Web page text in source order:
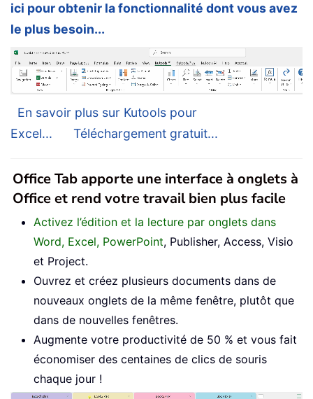
ici pour obtenir la fonctionnalité dont vous avez
le plus besoin...
En savoir plus sur Kutools pour
Excel...
Téléchargement gratuit...
Office Tab apporte une interface à onglets à
Office et rend votre travail bien plus facile
Activez l’édition et la lecture par onglets dans
Word, Excel, PowerPoint, Publisher, Access, Visio
et Project.
Ouvrez et créez plusieurs documents dans de
nouveaux onglets de la même fenêtre, plutôt que
dans de nouvelles fenêtres.
Augmente votre productivité de 50 % et vous fait
économiser des centaines de clics de souris
chaque jour !